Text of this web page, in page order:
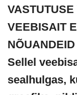
VEEBISAIT
NÕUANDEID
Sellel
sealhulgas,